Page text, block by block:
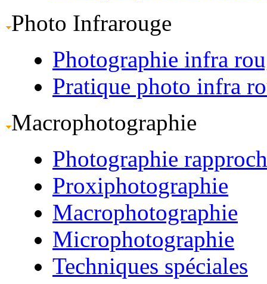
Photo Infrarouge
Photographie infra
Pratique photo infra
Macrophotographie
Photographie
Proxiphotographie
Macrophotographie
Microphotographie
Techniques spéciales